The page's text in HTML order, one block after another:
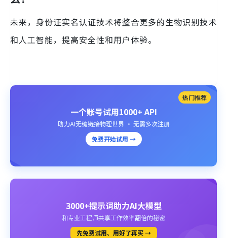
未来，身份证实名认证技术将整合更多的生物识别技术
和人工智能，提高安全性和用户体验。
热门推荐
一个账号试用1000+ API
助力AI无缝链接物理世界 · 无需多次注册
免费开始试用 →
3000+提示词助力AI大模型
和专业工程师共享工作效率翻倍的秘密
先免费试用、用好了再买 →